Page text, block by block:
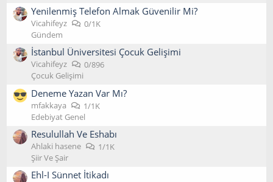
Yenilenmiş Telefon Almak Güvenilir Mi?
Vicahifeyz
0/1K
Gündem
İstanbul Üniversitesi Çocuk Gelişimi
Vicahifeyz
0/896
Çocuk Gelişimi
Deneme Yazan Var Mı?
mfakkaya
1/1K
Edebiyat Genel
Resulullah Ve Eshabı
Ahlaki hasene
1/1K
Şiir Ve Şair
Ehl-I Sünnet İtikadı